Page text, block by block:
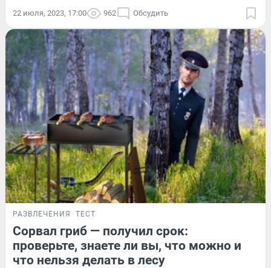
22 июля, 2023, 17:00 962 Обсудить
РАЗВЛЕЧЕНИЯ ТЕСТ
Сорвал гриб — получил срок:
проверьте, знаете ли вы, что можно и
что нельзя делать в лесу